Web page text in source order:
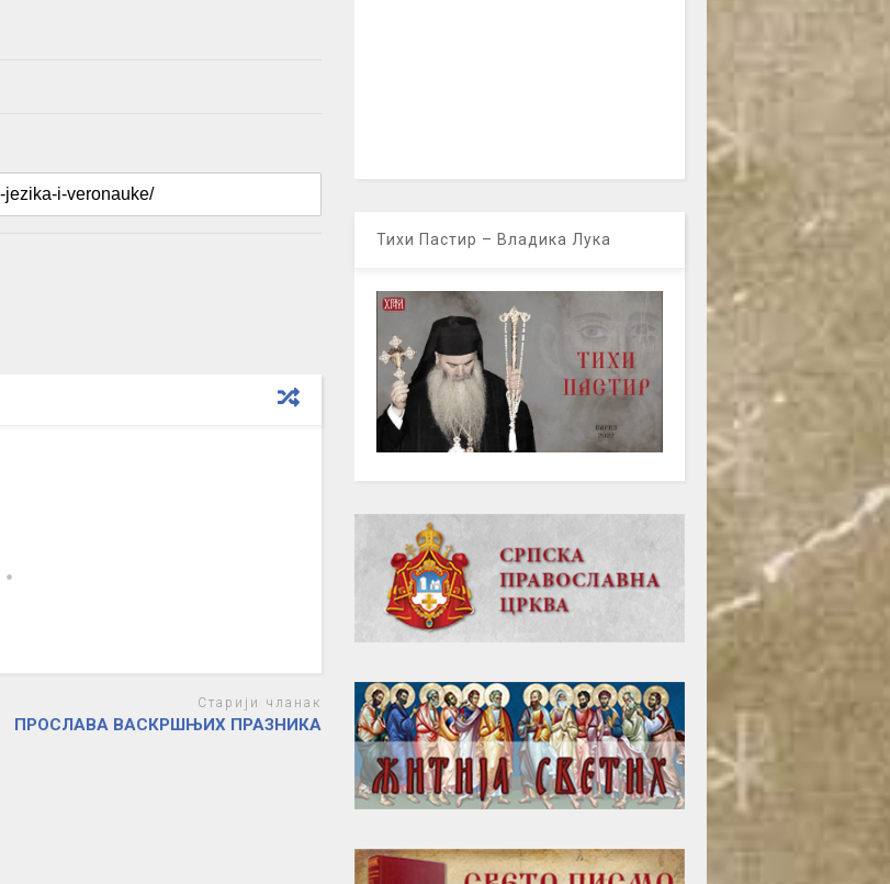
Старији чланак
ПРОСЛАВА ВАСКРШЊИХ ПРАЗНИКА
Тихи Пастир – Владика Лука